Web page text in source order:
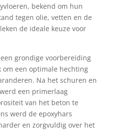
bekend om hun
tegen olie, vetten en de
de ideale keuze voor
grondige voorbereiding
om een optimale hechting
Na het schuren en
een primerlaag
van het beton te
werd de epoxyhars
en zorgvuldig over het